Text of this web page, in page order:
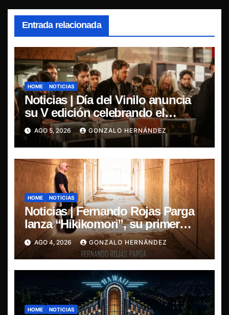
Entrada relacionada
HOME NOTICIAS
Noticias | Día del Vinilo anuncia
su V edición celebrando el
regreso del 7″ fabricado en Chile
AGO 5, 2026 GONZALO HERNÁNDEZ
HOME NOTICIAS
Noticias | Fernando Rojas Parga
lanza “Hikikomori”, su primer
disco solista
AGO 4, 2026 GONZALO HERNÁNDEZ
HOME NOTICIAS